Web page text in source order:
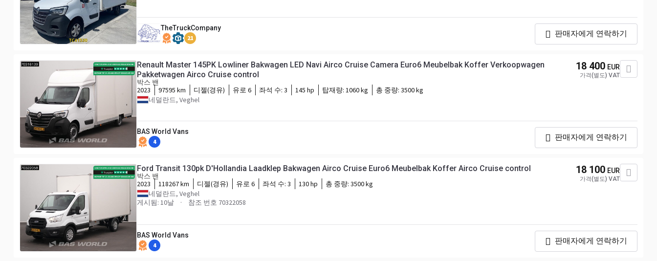
TheTruckCompany
21 판매자에게 연락하기
Renault Master 145PK Lowliner Bakwagen LED Navi Airco Cruise Camera Euro6 Meubelbak Koffer Verkoopwagen
Pakketwagen Airco Cruise control
박스 밴
2023
97595 km 디젤(경유) 유로 6 좌석 수: 3 145 hp 탑재량: 1060 kg 총 중량: 3500 kg
네덜란드, Veghel
18 400 EUR
가격(별도) VAT
BAS World Vans
4 판매자에게 연락하기
Ford Transit 130pk D'Hollandia Laadklep Bakwagen Airco Cruise Euro6 Meubelbak Koffer Airco Cruise control
박스 밴
2023
118267 km 디젤(경유) 유로 6 좌석 수: 3 130 hp 총 중량: 3500 kg
네덜란드, Veghel
게시됨: 10날
참조 번호 70322058
18 100 EUR
가격(별도) VAT
BAS World Vans
4 판매자에게 연락하기